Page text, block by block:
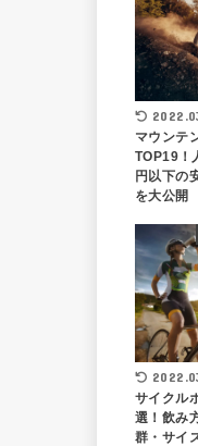
マウンテ
TOP19！
円以下の
を大公開
サイクル
選！飲み
群・サイ